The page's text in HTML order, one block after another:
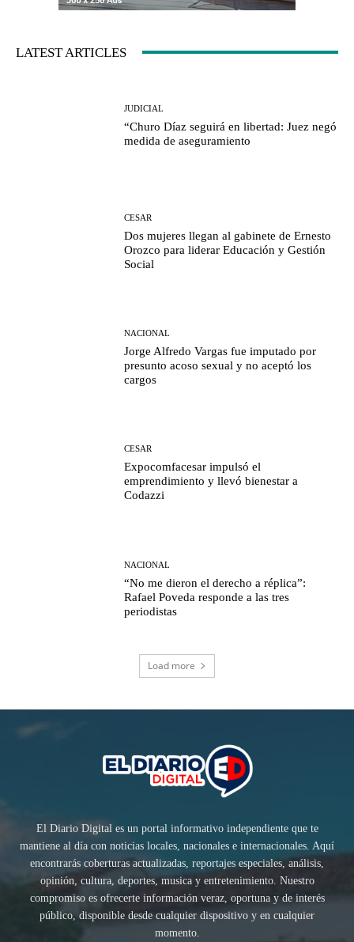
LATEST ARTICLES
JUDICIAL
“Churo Díaz seguirá en libertad: Juez negó
medida de aseguramiento
CESAR
Dos mujeres llegan al gabinete de Ernesto
Orozco para liderar Educación y Gestión
Social
NACIONAL
Jorge Alfredo Vargas fue imputado por
presunto acoso sexual y no aceptó los
cargos
CESAR
Expocomfacesar impulsó el
emprendimiento y llevó bienestar a
Codazzi
NACIONAL
“No me dieron el derecho a réplica”:
Rafael Poveda responde a las tres
periodistas
Load more
El Diario Digital es un portal informativo independiente que te
mantiene al día con noticias locales, nacionales e internacionales. Aquí
encontrarás coberturas actualizadas, reportajes especiales, análisis,
opinión, cultura, deportes, musica y entretenimiento. Nuestro
compromiso es ofrecerte información veraz, oportuna y de interés
público, disponible desde cualquier dispositivo y en cualquier
momento.